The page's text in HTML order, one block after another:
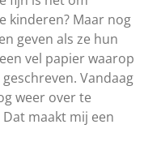
kinderen? Maar nog
geven als ze hun
vel papier waarop
Vandaag
weer over te
maakt mij een